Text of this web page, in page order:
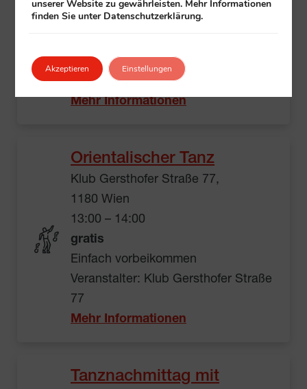
11:45 – 12:45
Einfach vorbeikommen
Veranstalter:Klub+ All in Penzing
Mehr Informationen
Orientalischer Tanz
Klub Gersthofer Straße 77,
1180 Wien
13:00 – 14:00
gratis
Einfach vorbeikommen
Veranstalter: Klub Gersthofer Straße
77
Mehr Informationen
Tanznachmittag mit
unserer Website zu gewährleisten. Mehr Informationen
finden Sie unter Datenschutzerklärung.
Akzeptieren Einstellungen